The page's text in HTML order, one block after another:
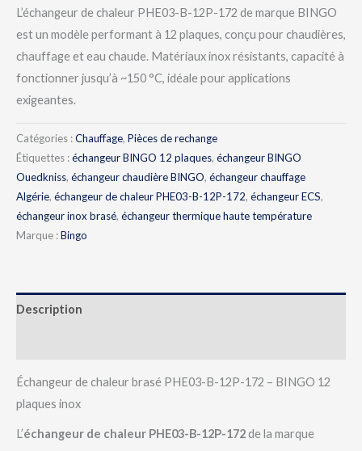
L’échangeur de chaleur PHE03-B-12P-172 de marque BINGO
est un modèle performant à 12 plaques, conçu pour chaudières,
chauffage et eau chaude. Matériaux inox résistants, capacité à
fonctionner jusqu’à ~150 °C, idéale pour applications
exigeantes.
Catégories :Chauffage, Pièces de rechange
Étiquettes :échangeur BINGO 12 plaques, échangeur BINGO
Ouedkniss, échangeur chaudière BINGO, échangeur chauffage
Algérie, échangeur de chaleur PHE03-B-12P-172, échangeur ECS,
échangeur inox brasé, échangeur thermique haute température
Marque :Bingo
Description
Échangeur de chaleur brasé PHE03-B-12P-172 – BINGO 12
plaques inox
L’échangeur de chaleur PHE03-B-12P-172de la marque